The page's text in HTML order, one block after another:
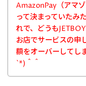
AmazonPay（アマ
って決まっていたみ
れで、どうも
お店でサービスの申
額をオーバーしてし
`*)＾＾